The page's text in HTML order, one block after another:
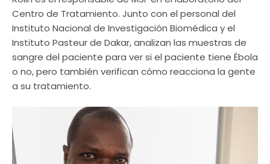
Centro de Tratamiento. Junto con el personal del
Instituto Nacional de Investigación Biomédica y el
Instituto Pasteur de Dakar, analizan las muestras de
sangre del paciente para ver si el paciente tiene Ébola
o no, pero también verifican cómo reacciona la gente
a su tratamiento.